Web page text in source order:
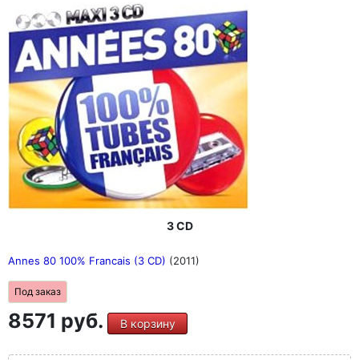
3 CD
Annes 80 100% Francais (3 CD) (2011)
Под заказ
8571 руб. В корзину